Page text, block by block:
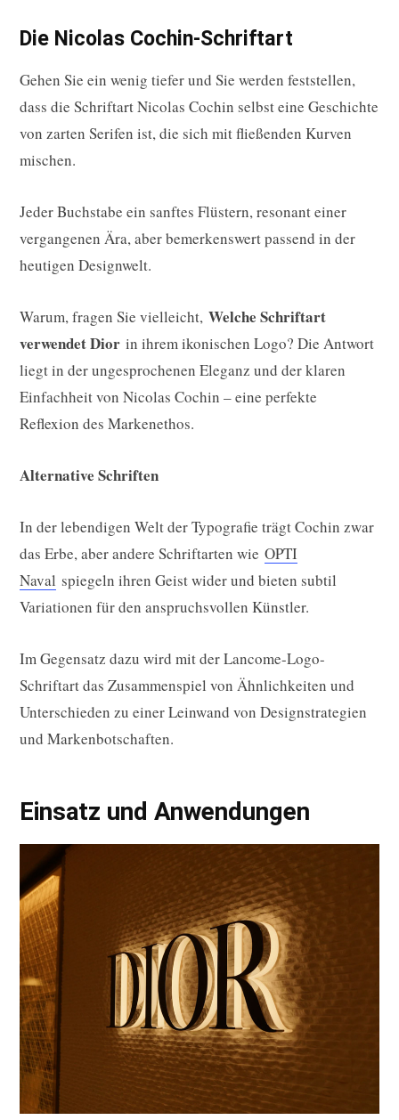
Die Nicolas Cochin-Schriftart
Gehen Sie ein wenig tiefer und Sie werden feststellen,
dass die Schriftart Nicolas Cochin selbst eine Geschichte
von zarten Serifen ist, die sich mit fließenden Kurven
mischen.
Jeder Buchstabe ein sanftes Flüstern, resonant einer
vergangenen Ära, aber bemerkenswert passend in der
heutigen Designwelt.
Warum, fragen Sie vielleicht, Welche Schriftart
verwendet Dior in ihrem ikonischen Logo? Die Antwort
liegt in der ungesprochenen Eleganz und der klaren
Einfachheit von Nicolas Cochin – eine perfekte
Reflexion des Markenethos.
Alternative Schriften
In der lebendigen Welt der Typografie trägt Cochin zwar
das Erbe, aber andere Schriftarten wie OPTI
Naval spiegeln ihren Geist wider und bieten subtil
Variationen für den anspruchsvollen Künstler.
Im Gegensatz dazu wird mit der Lancome-Logo-
Schriftart das Zusammenspiel von Ähnlichkeiten und
Unterschieden zu einer Leinwand von Designstrategien
und Markenbotschaften.
Einsatz und Anwendungen